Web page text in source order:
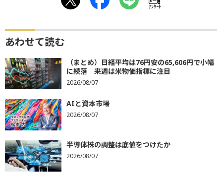
ｱﾝｹｰﾄ
あわせて読む
（まとめ）日経平均は76円安の65,606円で小幅
に続落 来週は米物価指標に注目
2026/08/07
AIと資本市場
2026/08/07
半導体株の調整は底値をつけたか
2026/08/07